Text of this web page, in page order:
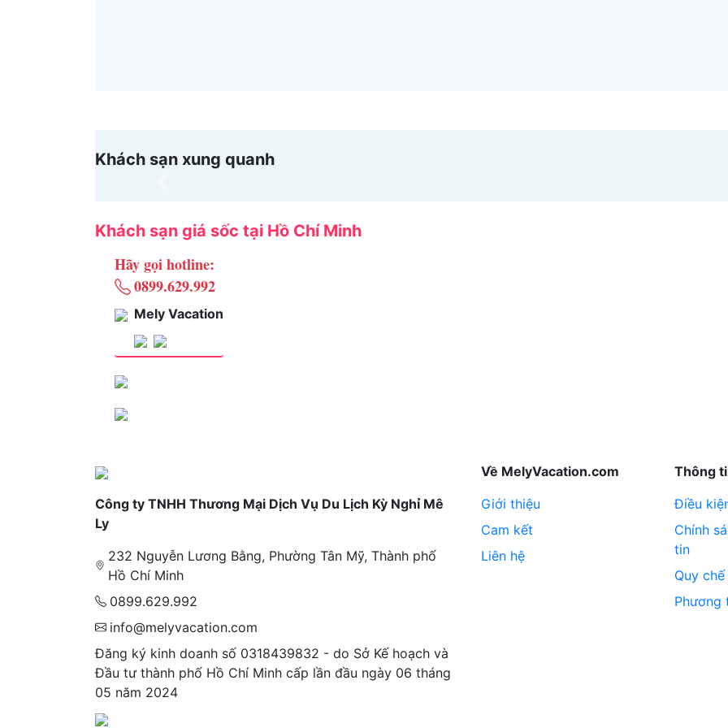
Khách sạn xung quanh
Khách sạn giá sốc tại Hồ Chí Minh
Hãy gọi hotline:
0899.629.992
Mely Vacation
Công ty TNHH Thương Mại Dịch Vụ Du Lịch Kỳ Nghỉ Mê
Ly
232 Nguyễn Lương Bằng, Phường Tân Mỹ, Thành phố
Hồ Chí Minh
0899.629.992
info@melyvacation.com
Đăng ký kinh doanh số 0318439832 - do Sở Kế hoạch và
Đầu tư thành phố Hồ Chí Minh cấp lần đầu ngày 06 tháng
05 năm 2024
Về MelyVacation.com
Giới thiệu
Cam kết
Liên hệ
Thông
Điều
Chính
tin
Quy
Phương